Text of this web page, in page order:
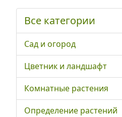
Все категории
Сад и огород
Цветник и ландшафт
Комнатные растения
Определение растений